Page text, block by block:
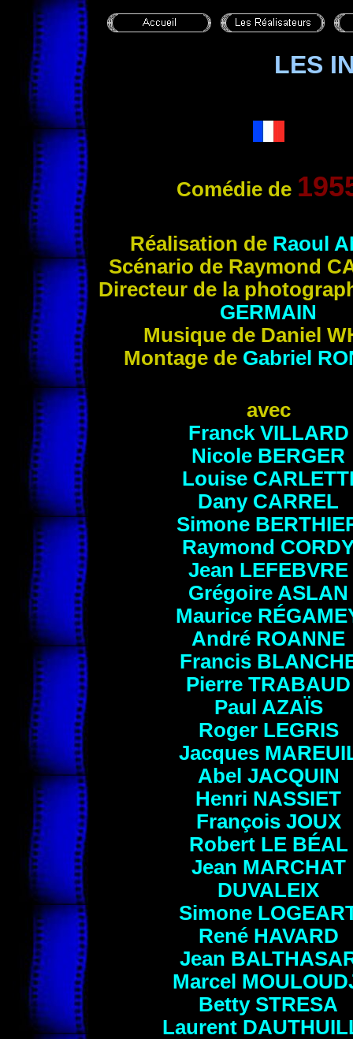
LES
Comédie de
Réalisation de Raoul
Scénario de Raymond
Directeur de la
GERMAIN
Musique de Daniel
Montage de Gabriel
avec
Franck VILLARD
Nicole BERGER
Louise
Dany CARREL
Simone
Raymond
Jean LEFEBVRE
Grégoire ASLAN
Maurice
André ROANNE
Francis
Pierre TRABAUD
Paul AZAÏS
Roger LEGRIS
Jacques
Abel JACQUIN
Henri NASSIET
François JOUX
Robert LE BÉAL
Jean MARCHAT
DUVALEIX
Simone
RenéHAVARD
Jean
Marcel
Betty STRESA
Laurent